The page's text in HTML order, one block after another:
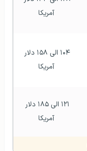
آمریکا
آمریکا
آمریکا